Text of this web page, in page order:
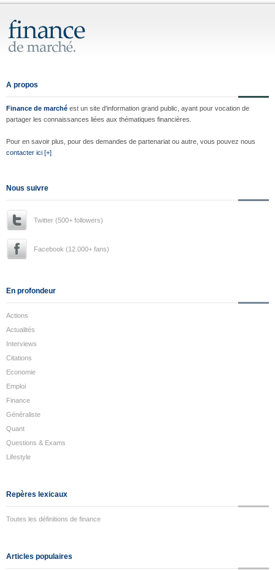
A propos
Finance de marché est un site d'information grand public, ayant pour vocation de
partager les connaissances liées aux thématiques financières.
Pour en savoir plus, pour des demandes de partenariat ou autre, vous pouvez nous
contacter ici [+]
Nous suivre
Twitter (500+ followers)
Facebook (12.000+ fans)
En profondeur
Actions
Actualités
Interviews
Citations
Economie
Emploi
Finance
Généraliste
Quant
Questions & Exams
Lifestyle
Repères lexicaux
Toutes les définitions de finance
Articles populaires